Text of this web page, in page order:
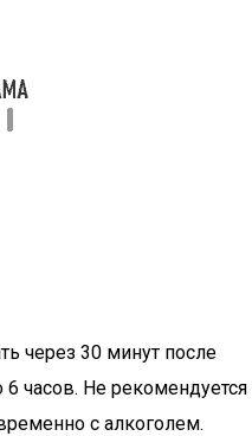
через 30 минут после
часов. Не рекомендуется
с алкоголем.